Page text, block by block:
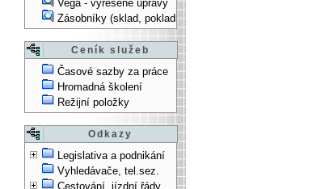
Vega - vyřešené úpravy
Zásobníky (sklad, pokladna, bank. účet) - vyřešené
Ceník služeb
Časové sazby za práce
Hromadná školení
Režijní položky
Odkazy
Legislativa a podnikání
Vyhledávače, tel.sez.
Cestování, jízdní řády